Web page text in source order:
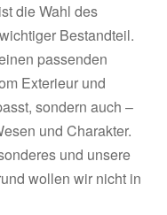
die Wahl des
Bestandteil.
passenden
Exterieur und
sondern auch –
und Charakter.
und unsere
wollen wir nicht in